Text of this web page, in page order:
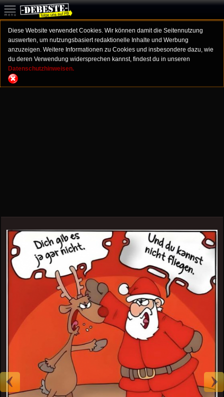
Diese Website verwendet Cookies. Wir können damit die Seitennutzung
auswerten, um nutzungsbasiert redaktionelle Inhalte und Werbung
anzuzeigen. Weitere Informationen zu Cookies und insbesondere dazu, wie
du deren Verwendung widersprechen kannst, findest du in unseren
Datenschutzhinweisen.